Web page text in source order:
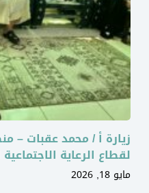
زيارة أ / محمد عقبات –
لقطاع الرعاية الاجتماعية
مايو 18, 2026